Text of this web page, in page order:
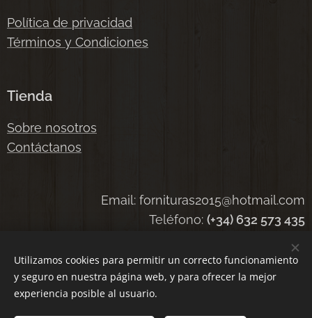
Política de privacidad
Términos y Condiciones
Tienda
Sobre nosotros
Contáctanos
Email: fornituras2015@hotmail.com
Teléfono: (+34) 632 573 435
Cookies
Utilizamos cookies para permitir un correcto funcionamiento
y seguro en nuestra página web, y para ofrecer la mejor
experiencia posible al usuario.